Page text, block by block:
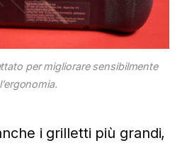
per migliorare sensibilmente
l’ergonomia.
i grilletti più grandi,